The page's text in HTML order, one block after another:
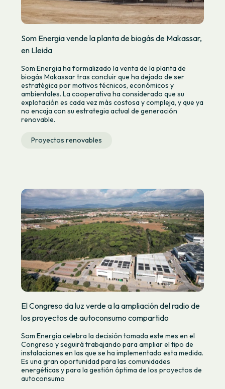
Som Energia vende la planta de biogás de Makassar,
en Lleida
Som Energia ha formalizado la venta de la planta de
biogás Makassar tras concluir que ha dejado de ser
estratégica por motivos técnicos, económicos y
ambientales. La cooperativa ha considerado que su
explotación es cada vez más costosa y compleja, y que ya
no encaja con su estrategia actual de generación
renovable.
Proyectos renovables
El Congreso da luz verde a la ampliación del radio de
los proyectos de autoconsumo compartido
Som Energia celebra la decisión tomada este mes en el
Congreso y seguirá trabajando para ampliar el tipo de
instalaciones en las que se ha implementado esta medida.
Es una gran oportunidad para las comunidades
energéticas y para la gestión óptima de los proyectos de
autoconsumo